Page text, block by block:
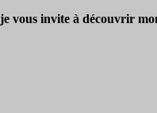
vous invite à découvrir